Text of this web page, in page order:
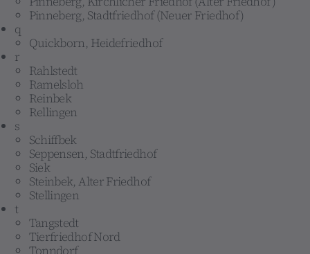
Pinneberg, Stadtfriedhof (Neuer Friedhof)
q
Quickborn, Heidefriedhof
r
Rahlstedt
Ramelsloh
Reinbek
Rellingen
s
Schiffbek
Seppensen, Stadtfriedhof
Siek
Steinbek, Alter Friedhof
Stellingen
t
Tangstedt
Tierfriedhof Nord
Tonndorf